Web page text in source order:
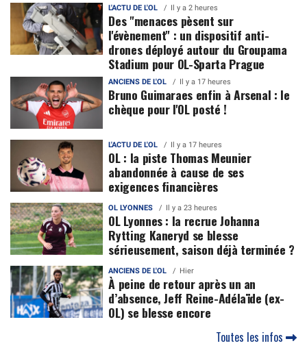
L'ACTU DE L'OL Il y a 2 heures
Des "menaces pèsent sur
l'évènement" : un dispositif anti-
drones déployé autour du Groupama
Stadium pour OL-Sparta Prague
ANCIENS DE L'OL Il y a 17 heures
Bruno Guimaraes enfin à Arsenal : le
chèque pour l'OL posté !
L'ACTU DE L'OL Il y a 17 heures
OL : la piste Thomas Meunier
abandonnée à cause de ses
exigences financières
OL LYONNES Il y a 23 heures
OL Lyonnes : la recrue Johanna
Rytting Kaneryd se blesse
sérieusement, saison déjà terminée ?
ANCIENS DE L'OL Hier
À peine de retour après un an
d’absence, Jeff Reine-Adélaïde (ex-
OL) se blesse encore
Toutes les infos